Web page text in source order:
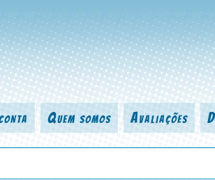
Quem somos Avaliações
personagem, série, escritor, desenhista,